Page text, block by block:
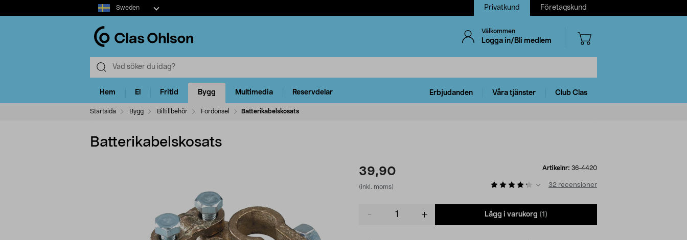
Select
market
Sweden Privatkund Företagskund
Välkommen
Logga in/Bli medlem
Hem El Fritid Bygg Multimedia Reservdelar Erbjudanden Våra tjänster Club Clas
Startsida Bygg Biltillbehör Fordonsel Batterikabelskosats
Batterikabelskosats
39,90
(inkl. moms)
Artikelnr: 36-4420
32 recensioner
Lägg i varukorg (1)